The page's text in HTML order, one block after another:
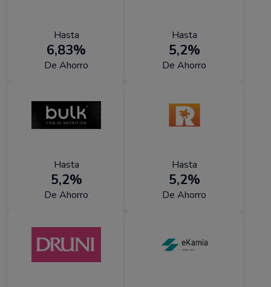
Hasta
6,83%
De Ahorro
Hasta
5,2%
De Ahorro
Hasta
5,2%
De Ahorro
Hasta
5,2%
De Ahorro